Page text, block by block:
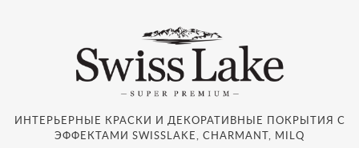
ИНТЕРЬЕРНЫЕ КРАСКИ И ДЕКОРАТИВНЫЕ ПОКРЫТИЯ С
ЭФФЕКТАМИ SWISSLAKE, CHARMANT, MILQ